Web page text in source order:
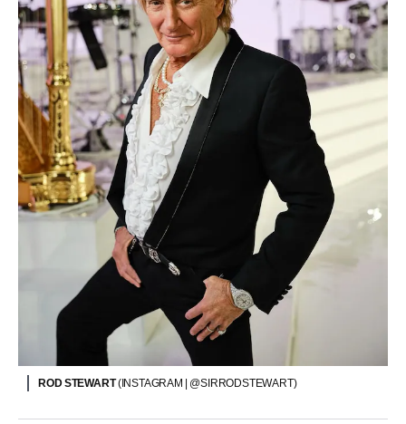
ROD STEWART(INSTAGRAM | @SIRRODSTEWART)